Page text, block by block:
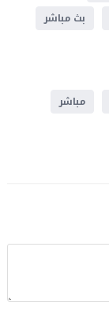
بث مباشر
مباشر